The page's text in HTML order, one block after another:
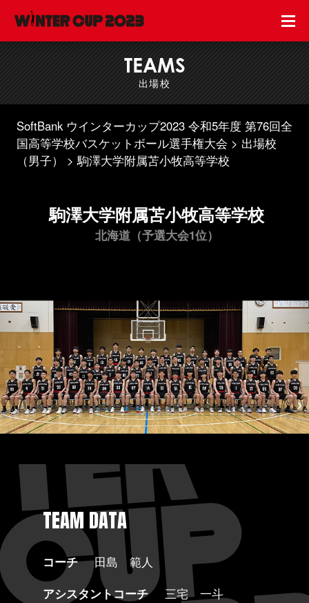
TEAMS
出場校
SoftBank ウインターカップ2023 令和5年度 第76回全
国高等学校バスケットボール選手権大会
出場校
（男子）
駒澤大学附属苫小牧高等学校
駒澤大学附属苫小牧高等学校
北海道（予選大会1位）
TEAM DATA
コーチ
田島 範人
アシスタントコーチ
三宅 一斗